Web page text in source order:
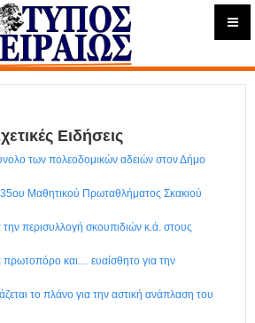
Ειδήσεις
των πολεοδομικών αδειών στον Δήμο
35ου Μαθητικού Πρωταθλήματος Σκακιού
την περισυλλογή σκουπιδιών κ.ά. στους
πρωτοπόρο και… ευαίσθητο για την
το πλάνο για την αστική ανάπλαση του